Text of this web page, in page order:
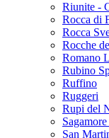
Riunite -
Rocca di
Rocca
Rocche
Romano
Rubino
Ruffino
Ruggeri
Rupi del
San